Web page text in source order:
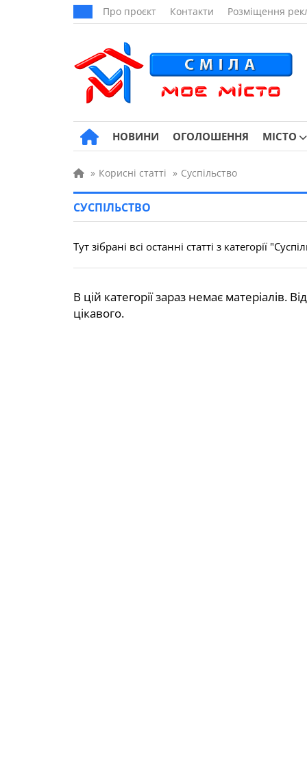
Про проєкт Контакти Розміщення
НОВИНИ ОГОЛОШЕННЯ МІСТО
» Корисні статті » Суспільство
СУСПІЛЬСТВО
Тут зібрані всі останні статті з категорії
В цій категорії зараз немає матеріалів.
цікавого.